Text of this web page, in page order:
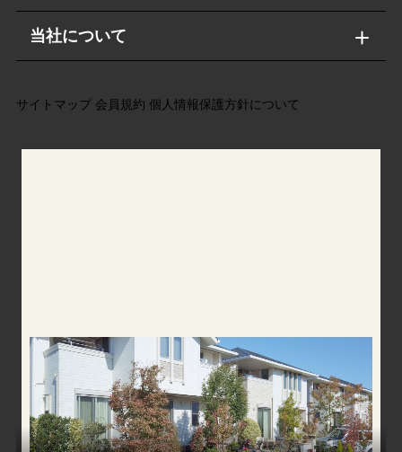
当社について
サイトマップ 会員規約 個人情報保護方針について